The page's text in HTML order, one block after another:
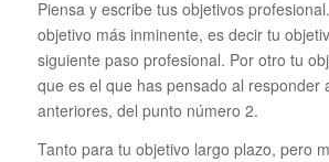
Piensa y escribe tus objetivos
objetivo más inminente, es decir tu
siguiente paso profesional. Por otro tu
que es el que has pensado al responder
anteriores, del punto número 2.
Tanto para tu objetivo largo plazo, pero